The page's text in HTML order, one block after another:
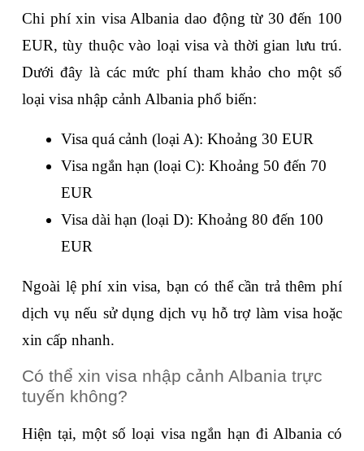
Chi phí xin visa Albania dao động từ 30 đến 100
EUR, tùy thuộc vào loại visa và thời gian lưu trú.
Dưới đây là các mức phí tham khảo cho một số
loại visa nhập cảnh Albania phổ biến:
Visa quá cảnh (loại A): Khoảng 30 EUR
Visa ngắn hạn (loại C): Khoảng 50 đến 70
EUR
Visa dài hạn (loại D): Khoảng 80 đến 100
EUR
Ngoài lệ phí xin visa, bạn có thể cần trả thêm phí
dịch vụ nếu sử dụng dịch vụ hỗ trợ làm visa hoặc
xin cấp nhanh.
Có thể xin visa nhập cảnh Albania trực
tuyến không?
Hiện tại, một số loại visa ngắn hạn đi Albania có